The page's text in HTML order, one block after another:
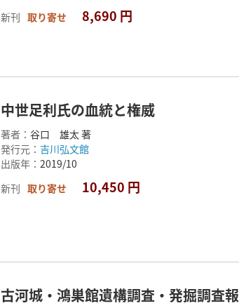
新刊 取り寄せ 8,690 円
中世足利氏の血統と権威
著者： 谷口 雄太 著
発行元： 吉川弘文館
出版年： 2019/10
新刊 取り寄せ 10,450 円
古河城・鴻巣館遺構調査・発掘調